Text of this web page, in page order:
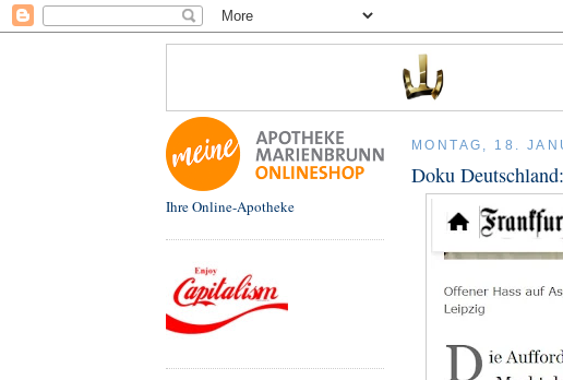
Ihre Online-Apotheke
MONTAG, 18.
Doku